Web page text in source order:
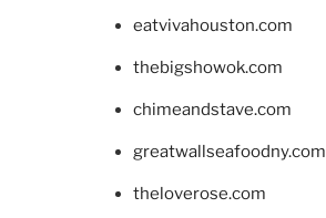
eatvivahouston.com
thebigshowok.com
chimeandstave.com
greatwallseafoodny.com
theloverose.com